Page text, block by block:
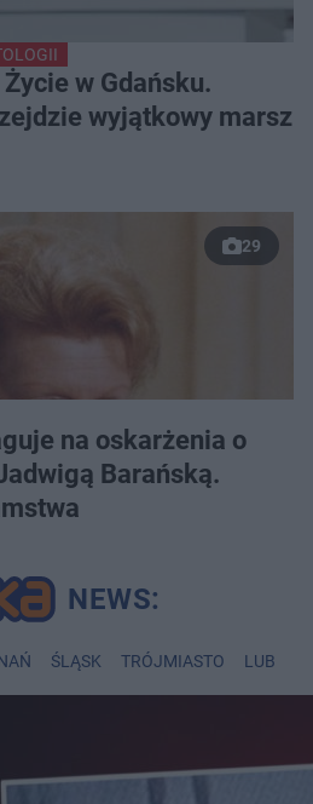
w Gdańsku.
wyjątkowy marsz
29
na oskarżenia o
Barańską.
ŚLĄSK TRÓJMIASTO LUBLIN